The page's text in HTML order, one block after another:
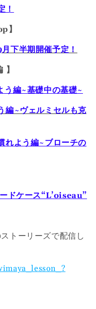
！
】
下半期開催予定！
う編~基礎中の基礎~
編~ヴェルミセルも克
れよう編~ブローチの
ドケース“L’oiseau”
トーリーズで配信し